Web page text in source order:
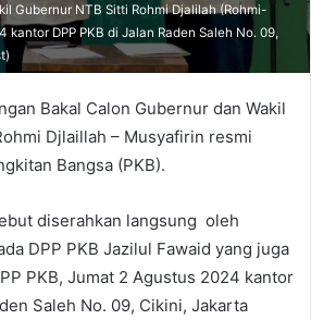
Gubernur NTB Sitti Rohmi Djalilah (Rohmi-
kantor DPP PKB di Jalan Raden Saleh No. 09,
Bakal Calon Gubernur dan Wakil
Djlaillah – Musyafirin resmi
Bangsa (PKB).
diserahkan langsung oleh
DPP PKB Jazilul Fawaid yang juga
PKB, Jumat 2 Agustus 2024 kantor
Saleh No. 09, Cikini, Jakarta